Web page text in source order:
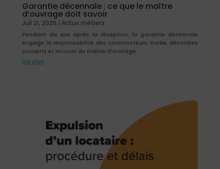
Garantie décennale : ce que le maître
d’ouvrage doit savoir
Juil 21, 2026 | Actus métiers
Pendant dix ans après la réception, la garantie décennale
engage la responsabilité des constructeurs. Durée, désordres
couverts et recours du maître d’ouvrage.
lire plus